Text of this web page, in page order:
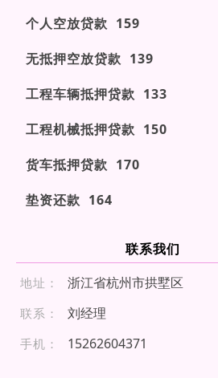
个人空放贷款 159
无抵押空放贷款 139
工程车辆抵押贷款 133
工程机械抵押贷款 150
货车抵押贷款 170
垫资还款 164
联系我们
地址： 浙江省杭州市拱墅区
联系： 刘经理
手机： 1 5 2 62 604 37 1